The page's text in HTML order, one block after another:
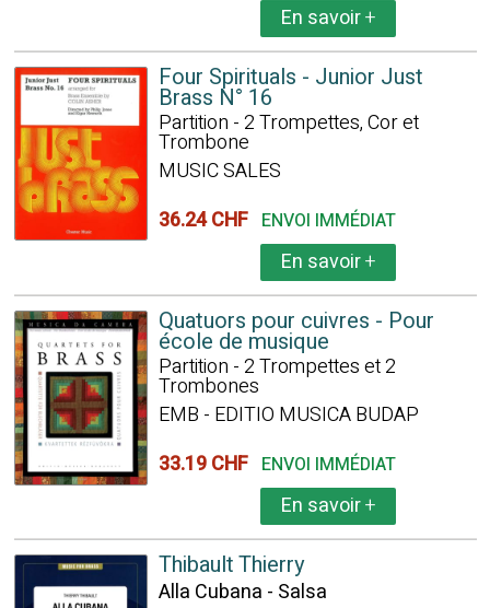
En savoir+
Four Spirituals - Junior Just
Brass N° 16
Partition - 2 Trompettes, Cor et
Trombone
MUSIC SALES
36.24 CHF ENVOI IMMÉDIAT
En savoir+
Quatuors pour cuivres - Pour
école de musique
Partition - 2 Trompettes et 2
Trombones
EMB - EDITIO MUSICA BUDAP
33.19 CHF ENVOI IMMÉDIAT
En savoir+
Thibault Thierry
Alla Cubana - Salsa